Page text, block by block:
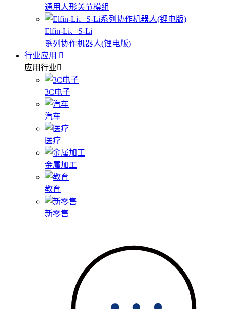
通用人形关节模组
Elfin-Li、S-Li
系列协作机器人(锂电版)
行业应用
应用行业
3C电子
汽车
医疗
金属加工
教育
新零售